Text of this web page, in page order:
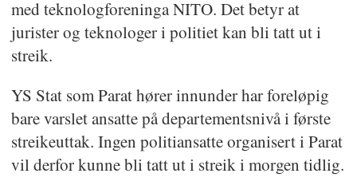
med teknologforeninga NITO. Det betyr at
jurister og teknologer i politiet kan bli tatt ut i
streik.
YS Stat som Parat hører innunder har foreløpig
bare varslet ansatte på departementsnivå i første
streikeuttak. Ingen politiansatte organisert i Parat
vil derfor kunne bli tatt ut i streik i morgen tidlig.